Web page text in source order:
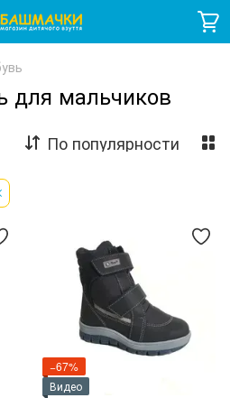
для мальчиков
По популярности
−67%
Видео